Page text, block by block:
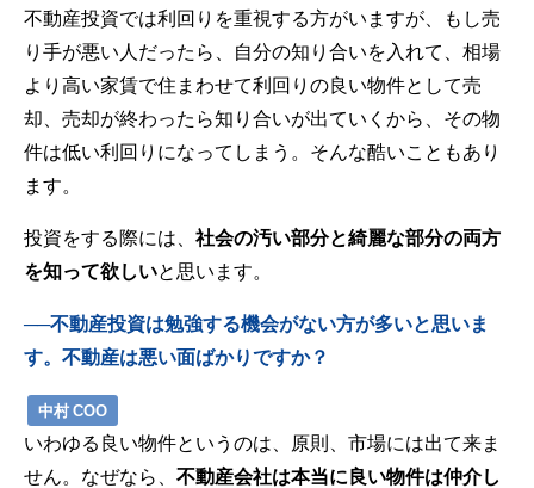
不動産投資では利回りを重視する方がいますが、もし売
り手が悪い人だったら、自分の知り合いを入れて、相場
より高い家賃で住まわせて利回りの良い物件として売
却、売却が終わったら知り合いが出ていくから、その物
件は低い利回りになってしまう。そんな酷いこともあり
ます。
投資をする際には、 社会の汚い部分と綺麗な部分の両方
を知って欲しいと思います。
──不動産投資は勉強する機会がない方が多いと思いま
す。不動産は悪い面ばかりですか？
中村 COO
いわゆる良い物件というのは、原則、市場には出て来ま
せん。なぜなら、 不動産会社は本当に良い物件は仲介し